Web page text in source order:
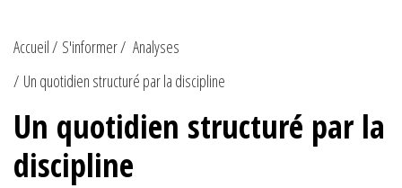
Accueil S'informer
Analyses
Un quotidien structuré par la discipline
Un quotidien structuré par la
discipline